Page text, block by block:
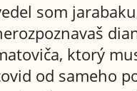
som
ktorý
od sameho